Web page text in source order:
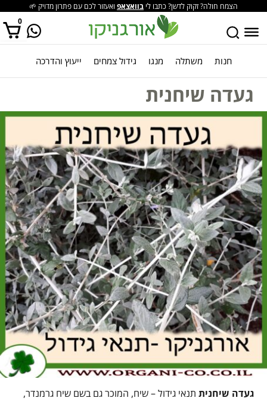
הצמח חולה? זקוק לדשן? כתבו לי בוואצאפ ואעזור לכם עם פתרון מדויק 🌱
0
אין מוצרים בסל הקניות. חנות משתלה מנגו גידול צמחים ייעוץ והדרכה
געדה שיחנית
געדה שיחנית תנאי גידול – שיח, המוכר גם בשם שיח גרמנדר,